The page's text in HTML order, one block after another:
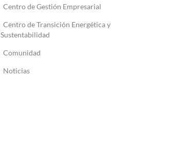
Centro de Gestión Empresarial
Centro de Transición Energética y
Sustentabilidad
Comunidad
Noticias